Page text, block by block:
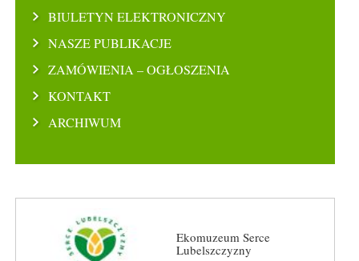
BIULETYN ELEKTRONICZNY
NASZE PUBLIKACJE
ZAMÓWIENIA – OGŁOSZENIA
KONTAKT
ARCHIWUM
Ekomuzeum Serce
Lubelszczyzny